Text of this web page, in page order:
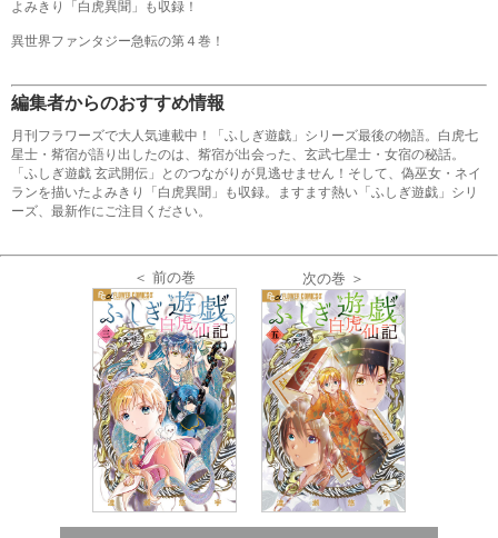
よみきり「白虎異聞」も収録！
異世界ファンタジー急転の第４巻！
編集者からのおすすめ情報
月刊フラワーズで大人気連載中！「ふしぎ遊戯」シリーズ最後の物語。白虎七
星士・觜宿が語り出したのは、觜宿が出会った、玄武七星士・女宿の秘話。
「ふしぎ遊戯 玄武開伝」とのつながりが見逃せません！そして、偽巫女・ネイ
ランを描いたよみきり「白虎異聞」も収録。ますます熱い「ふしぎ遊戯」シリ
ーズ、最新作にご注目ください。
＜ 前の巻 次の巻 ＞